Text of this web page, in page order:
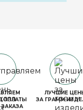
ЛУЧШИЕ
ЗА ГРАММ